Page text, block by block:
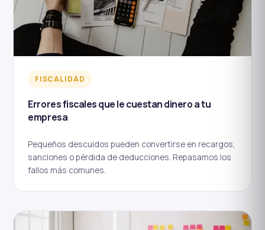
FISCALIDAD
Errores fiscales que le cuestan dinero a tu
empresa
Pequeños descuidos pueden convertirse en recargos,
sanciones o pérdida de deducciones. Repasamos los
fallos más comunes.